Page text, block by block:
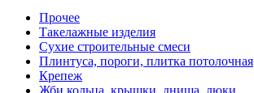
Прочее
Такелажные изделия
Сухие строительные смеси
Плинтуса, пороги, плитка потолочная
Крепеж
Жби кольца, крышки, днища, люки.